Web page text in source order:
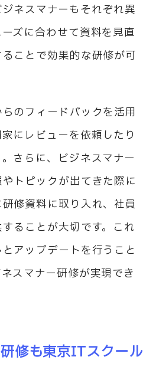
ネスマナーもそれぞれ異
ズに合わせて資料を見直
ことで効果的な研修が可
のフィードバックを活用
にレビューを依頼したり
さらに、ビジネスマナー
トピックが出てきた際に
修資料に取り入れ、社員
ることが大切です。これ
アップデートを行うこと
スマナー研修が実現でき
修も東京ITスクール